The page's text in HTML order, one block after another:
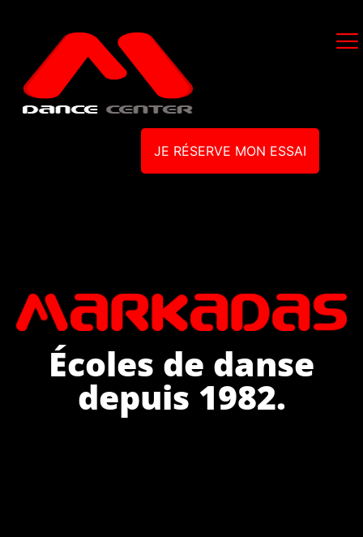
JE RÉSERVE MON ESSAI
Écoles de danse
depuis 1982.